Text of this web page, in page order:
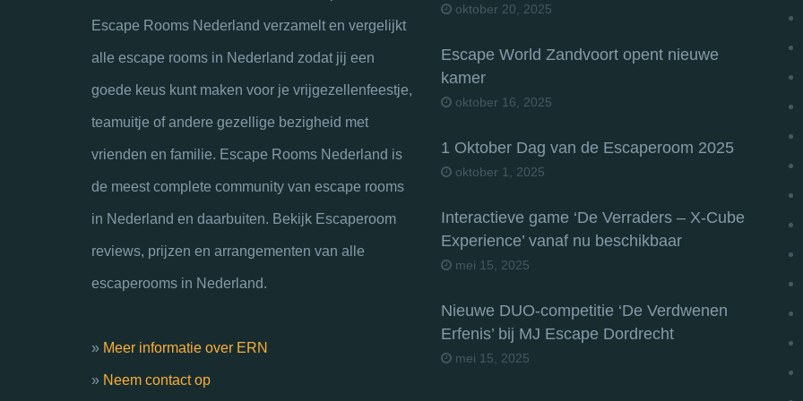
Escape Rooms Nederland verzamelt en vergelijkt
alle escape rooms in Nederland zodat jij een
goede keus kunt maken voor je vrijgezellenfeestje,
teamuitje of andere gezellige bezigheid met
vrienden en familie. Escape Rooms Nederland is
de meest complete community van escape rooms
in Nederland en daarbuiten. Bekijk Escaperoom
reviews, prijzen en arrangementen van alle
escaperooms in Nederland.
» Meer informatie over ERN
» Neem contact op
oktober 20, 2025
Escape World Zandvoort opent nieuwe
kamer
oktober 16, 2025
1 Oktober Dag van de Escaperoom 2025
oktober 1, 2025
Interactieve game ‘De Verraders – X-Cube
Experience’ vanaf nu beschikbaar
mei 15, 2025
Nieuwe DUO-competitie ‘De Verdwenen
Erfenis’ bij MJ Escape Dordrecht
mei 15, 2025